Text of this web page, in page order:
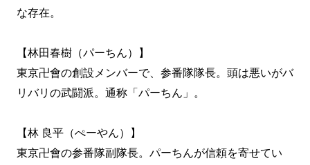
な存在。
【林田春樹（パーちん）】
東京卍會の創設メンバーで、参番隊隊長。頭は悪いがバ
リバリの武闘派。通称「パーちん」。
【林 良平（ぺーやん）】
東京卍會の参番隊副隊長。パーちんが信頼を寄せてい